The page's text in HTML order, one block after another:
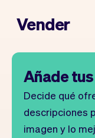
Vender
Añade
Decide qué
descripciones
imagen y lo